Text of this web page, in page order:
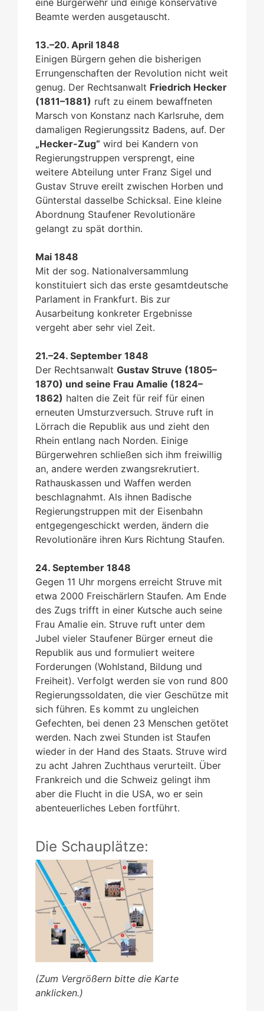
eine Bürgerwehr und einige konservative
Beamte werden ausgetauscht.
13.–20. April 1848
Einigen Bürgern gehen die bisherigen
Errungenschaften der Revolution nicht weit
genug. Der Rechtsanwalt Friedrich Hecker
(1811–1881) ruft zu einem bewaffneten
Marsch von Konstanz nach Karlsruhe, dem
damaligen Regierungssitz Badens, auf. Der
„Hecker-Zug“ wird bei Kandern von
Regierungstruppen versprengt, eine
weitere Abteilung unter Franz Sigel und
Gustav Struve ereilt zwischen Horben und
Günterstal dasselbe Schicksal. Eine kleine
Abordnung Staufener Revolutionäre
gelangt zu spät dorthin.
Mai 1848
Mit der sog. Nationalversammlung
konstituiert sich das erste gesamtdeutsche
Parlament in Frankfurt. Bis zur
Ausarbeitung konkreter Ergebnisse
vergeht aber sehr viel Zeit.
21.–24. September 1848
Der Rechtsanwalt Gustav Struve (1805–
1870) und seine Frau Amalie (1824–
1862) halten die Zeit für reif für einen
erneuten Umsturzversuch. Struve ruft in
Lörrach die Republik aus und zieht den
Rhein entlang nach Norden. Einige
Bürgerwehren schließen sich ihm freiwillig
an, andere werden zwangsrekrutiert.
Rathauskassen und Waffen werden
beschlagnahmt. Als ihnen Badische
Regierungstruppen mit der Eisenbahn
entgegengeschickt werden, ändern die
Revolutionäre ihren Kurs Richtung Staufen.
24. September 1848
Gegen 11 Uhr morgens erreicht Struve mit
etwa 2000 Freischärlern Staufen. Am Ende
des Zugs trifft in einer Kutsche auch seine
Frau Amalie ein. Struve ruft unter dem
Jubel vieler Staufener Bürger erneut die
Republik aus und formuliert weitere
Forderungen (Wohlstand, Bildung und
Freiheit). Verfolgt werden sie von rund 800
Regierungssoldaten, die vier Geschütze mit
sich führen. Es kommt zu ungleichen
Gefechten, bei denen 23 Menschen getötet
werden. Nach zwei Stunden ist Staufen
wieder in der Hand des Staats. Struve wird
zu acht Jahren Zuchthaus verurteilt. Über
Frankreich und die Schweiz gelingt ihm
aber die Flucht in die USA, wo er sein
abenteuerliches Leben fortführt.
Die Schauplätze:
(Zum Vergrößern bitte die Karte
anklicken.)